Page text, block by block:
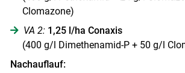
Clomazone)
VA 2: 1,25 l/ha Conaxis
(400 g/l Dimethenamid-P + 50 g/l
Nachauflauf: